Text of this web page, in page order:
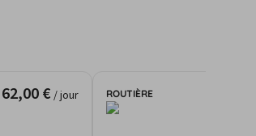
62,00 € / jour ROUTIÈRE